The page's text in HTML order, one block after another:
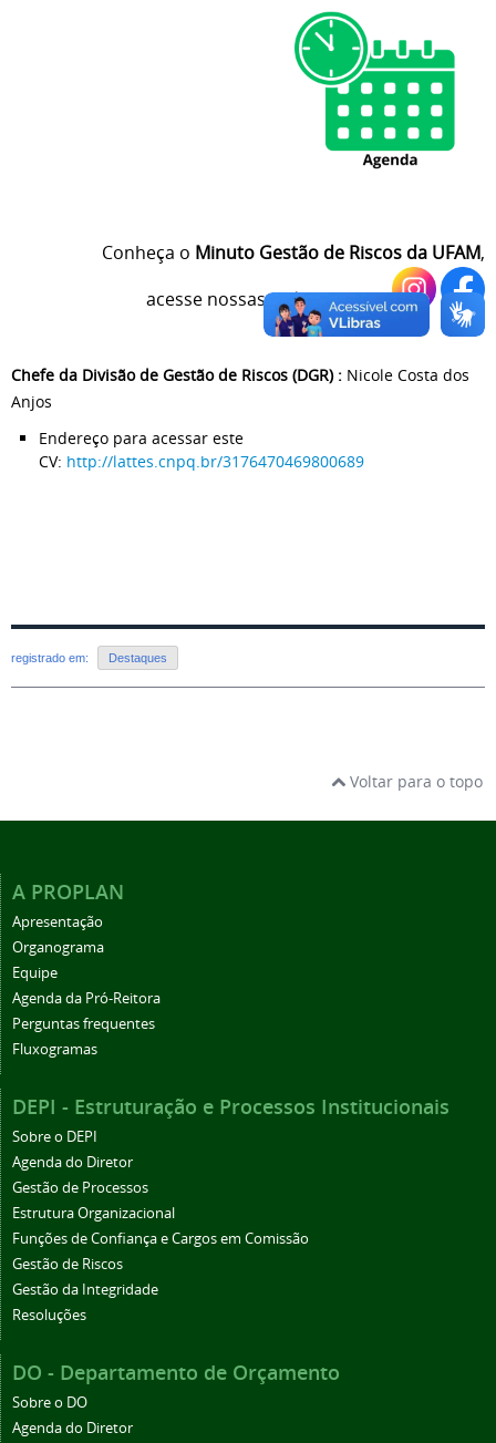
Conheça o Minuto Gestão de Riscos da UFAM,
acesse nossas redes sociais:
Chefe da Divisão de Gestão de Riscos (DGR) : Nicole Costa dos
Anjos
Endereço para acessar este
CV: http://lattes.cnpq.br/3176470469800689
registrado em: Destaques
Voltar para o topo
A PROPLAN
Apresentação
Organograma
Equipe
Agenda da Pró-Reitora
Perguntas frequentes
Fluxogramas
DEPI - Estruturação e Processos Institucionais
Sobre o DEPI
Agenda do Diretor
Gestão de Processos
Estrutura Organizacional
Funções de Confiança e Cargos em Comissão
Gestão de Riscos
Gestão da Integridade
Resoluções
DO - Departamento de Orçamento
Sobre o DO
Agenda do Diretor